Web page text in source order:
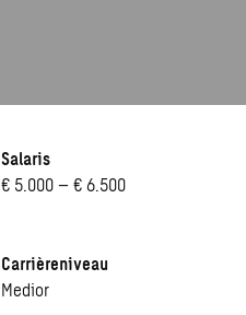
Salaris
€ 5.000 – € 6.500
Carrièreniveau
Medior